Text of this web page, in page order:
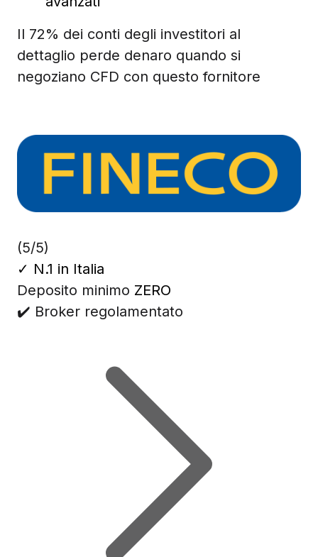
Il 72% dei conti degli investitori al
dettaglio perde denaro quando si
negoziano CFD con questo fornitore
(5/5)
✓ N.1 in Italia
Deposito minimo ZERO
✔️ Broker regolamentato